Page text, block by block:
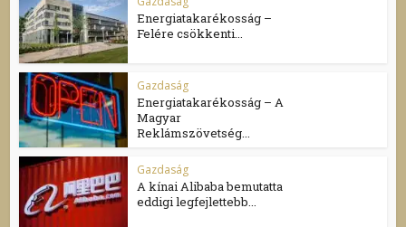
Energiatakarékosság –
Felére csökkenti...
Gazdaság
Energiatakarékosság – A
Magyar
Reklámszövetség...
Gazdaság
A kínai Alibaba bemutatta
eddigi legfejlettebb...